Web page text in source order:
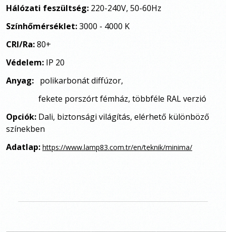
Hálózati feszültség: 220-240V, 50-60Hz
Színhőmérséklet:3000 - 4000 K
CRI/Ra:80+
Védelem: IP 20
Anyag: polikarbonát diffúzor,
fekete porszórt fémház, többféle RAL verzió
Opciók: Dali, biztonsági világítás, elérhető különböző
színekben
Adatlap: https://www.lamp83.com.tr/en/teknik/minima/